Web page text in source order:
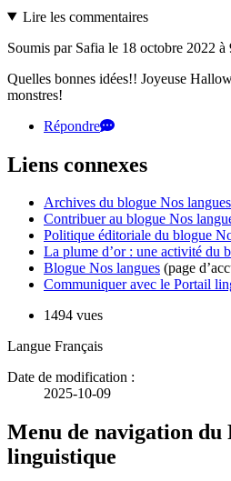
Lire les commentaires
Soumis par Safia le 18 octobre 2022 à
Quelles bonnes idées!! Joyeuse
monstres!
Répondre
Liens connexes
Archives du blogue Nos langues
Contribuer au blogue Nos
Politique éditoriale du blogue
La plume d’or : une activité du
Blogue Nos langues (page
Communiquer avec le Portail
1494 vues
Langue Français
Date de modification :
2025-10-09
Menu de navigation
linguistique